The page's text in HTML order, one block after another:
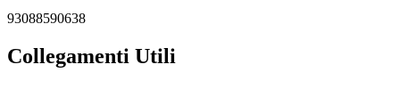
93088590638
Collegamenti Utili